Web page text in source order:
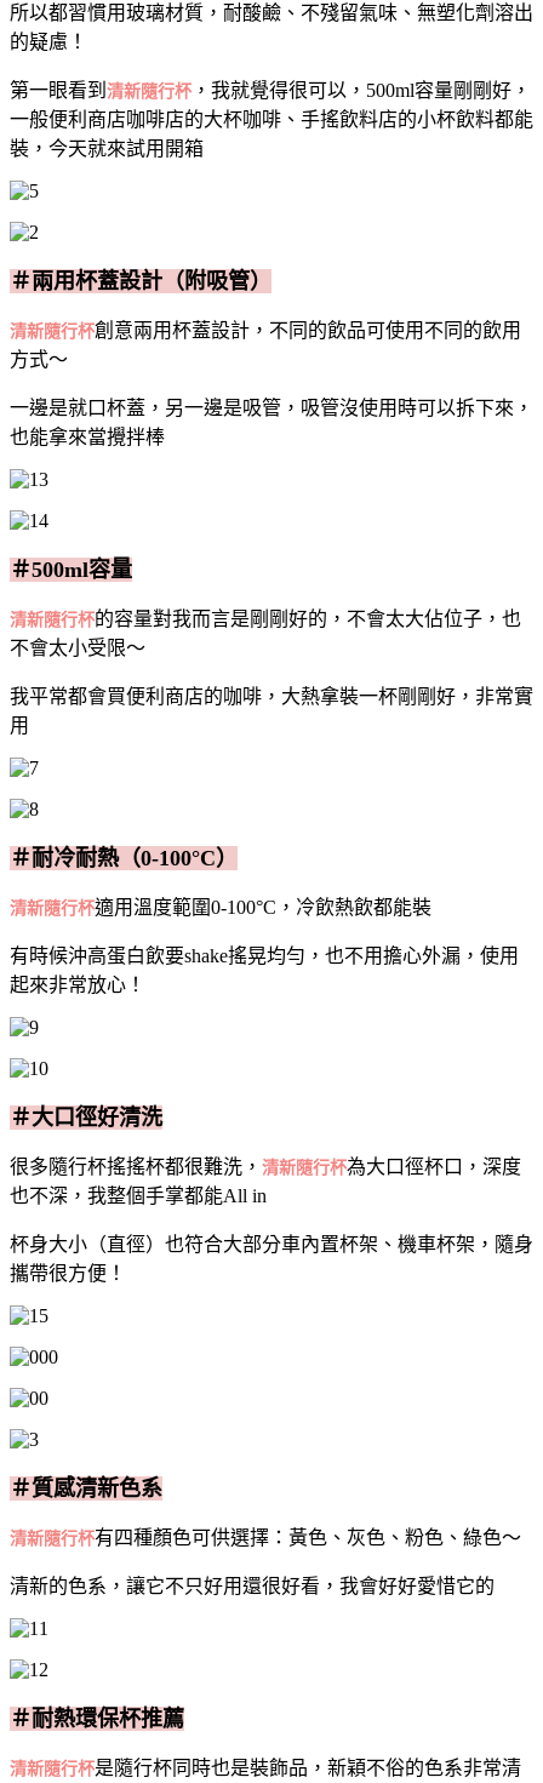
所以都習慣用玻璃材質，耐酸鹼、不殘留氣味、無塑化劑溶出
的疑慮！
第一眼看到 清新隨行杯 ，我就覺得很可以，500ml容量剛剛好，
一般便利商店咖啡店的大杯咖啡、手搖飲料店的小杯飲料都能
裝，今天就來試用開箱
＃兩用杯蓋設計（附吸管）
清新隨行杯創意兩用杯蓋設計，不同的飲品可使用不同的飲用
方式～
一邊是就口杯蓋，另一邊是吸管，吸管沒使用時可以拆下來，
也能拿來當攪拌棒
＃500ml容量
清新隨行杯的容量對我而言是剛剛好的，不會太大佔位子，也
不會太小受限～
我平常都會買便利商店的咖啡，大熱拿裝一杯剛剛好，非常實
用
＃耐冷耐熱（0-100°C）
清新隨行杯適用溫度範圍0-100°C，冷飲熱飲都能裝
有時候沖高蛋白飲要shake搖晃均勻，也不用擔心外漏，使用
起來非常放心！
＃大口徑好清洗
很多隨行杯搖搖杯都很難洗， 清新隨行杯為大口徑杯口，深度
也不深，我整個手掌都能All in
杯身大小（直徑）也符合大部分車內置杯架、機車杯架，隨身
攜帶很方便！
＃質感清新色系
清新隨行杯有四種顏色可供選擇：黃色、灰色、粉色、綠色～
清新的色系，讓它不只好用還很好看，我會好好愛惜它的
＃耐熱環保杯推薦
清新隨行杯是隨行杯同時也是裝飾品，新穎不俗的色系非常清